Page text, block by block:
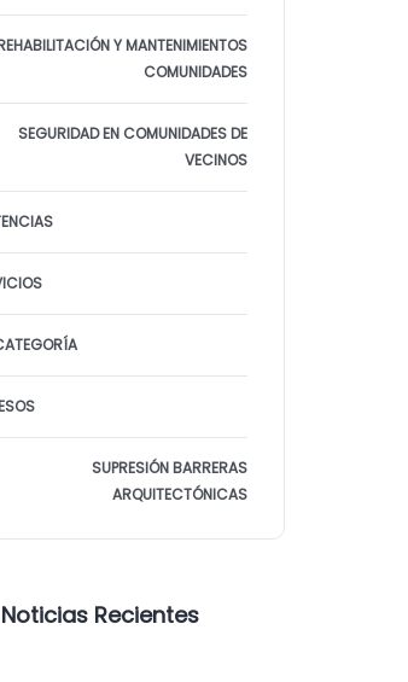
Y MANTENIMIENTOS
COMUNIDADES
SEGURIDAD EN COMUNIDADES DE
VECINOS
SUPRESIÓN BARRERAS
ARQUITECTÓNICAS
Noticias Recientes